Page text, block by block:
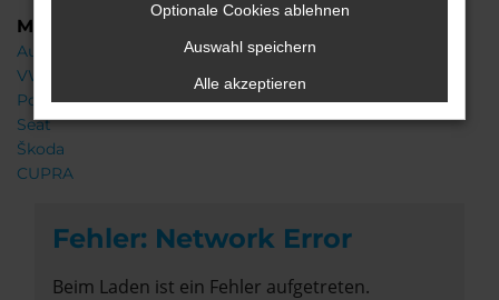
Marken
Audi
VW
Porsche
Seat
Škoda
CUPRA
Fehler: Network Error
Beim Laden ist ein Fehler aufgetreten.
Optionale Cookies ablehnen
Auswahl speichern
Alle akzeptieren